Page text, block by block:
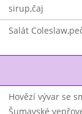
sirup,čaj
Salát
Hovězí vývar se
Šumavské